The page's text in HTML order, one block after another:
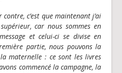
contre, c’est que maintenant j’ai
car nous sommes en
et celui-ci se divise en
partie, nous pouvons la
maternelle : ce sont les livres
commencé la campagne, la